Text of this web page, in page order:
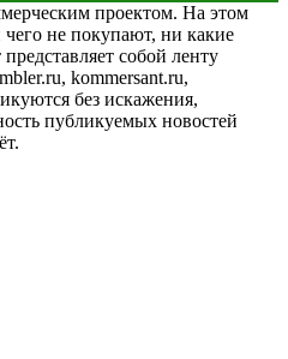
проектом. На этом
не покупают, ни какие
собой ленту
kommersant.ru,
без искажения,
публикуемых новостей